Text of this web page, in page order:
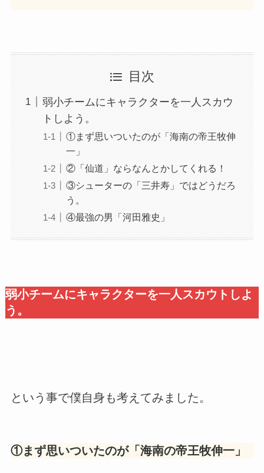
目次
弱小チームにキャラクターを一人スカウ
トしよう。
①まず思いついたのが「海南の帝王牧伸
一」
②「仙道」ならなんとかしてくれる！
③シューターの「三井寿」ではどうだろ
う。
④最強の男「河田雅史」
弱小チームにキャラクターを一人スカウトしよ
う 。
という事で僕自身も考えてみました。
①まず思いついたのが「 海南の帝王牧伸一」